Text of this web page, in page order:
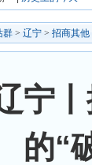
群 > 辽宁 > 招商其他
宁
的“